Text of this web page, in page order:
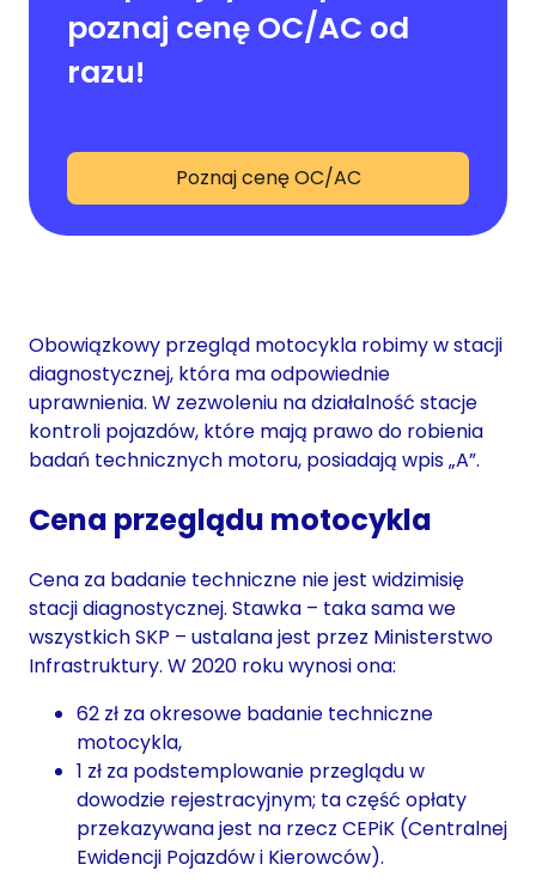
poznaj cenę OC/AC od
razu!
Poznaj cenę OC/AC
Obowiązkowy przegląd motocykla robimy w stacji
diagnostycznej, która ma odpowiednie
uprawnienia. W zezwoleniu na działalność stacje
kontroli pojazdów, które mają prawo do robienia
badań technicznych motoru, posiadają wpis „A”.
Cena przeglądu motocykla
Cena za badanie techniczne nie jest widzimisię
stacji diagnostycznej. Stawka – taka sama we
wszystkich SKP – ustalana jest przez Ministerstwo
Infrastruktury. W 2020 roku wynosi ona:
62 zł za okresowe badanie techniczne
motocykla,
1 zł za podstemplowanie przeglądu w
dowodzie rejestracyjnym; ta część opłaty
przekazywana jest na rzecz CEPiK (Centralnej
Ewidencji Pojazdów i Kierowców).